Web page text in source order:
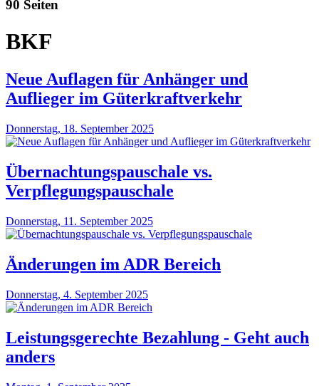
90 Seiten
BKF
Neue Auflagen für Anhänger und
Auflieger im Güterkraftverkehr
Donnerstag, 18. September 2025
Übernachtungspauschale vs.
Verpflegungspauschale
Donnerstag, 11. September 2025
Änderungen im ADR Bereich
Donnerstag, 4. September 2025
Leistungsgerechte Bezahlung - Geht auch
anders